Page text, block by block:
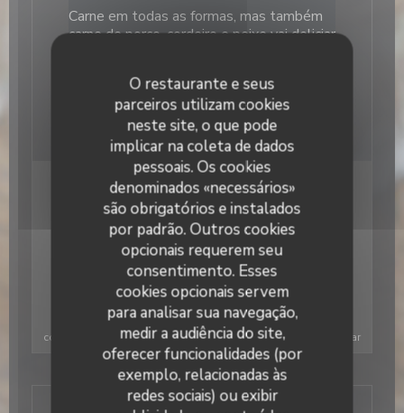
O restaurante e seus
parceiros utilizam cookies
neste site, o que pode
implicar na coleta de dados
pessoais. Os cookies
denominados «necessários»
são obrigatórios e instalados
por padrão. Outros cookies
opcionais requerem seu
consentimento. Esses
cookies opcionais servem
para analisar sua navegação,
medir a audiência do site,
oferecer funcionalidades (por
exemplo, relacionadas às
redes sociais) ou exibir
Carne em todas as formas, mas também
carne de porco, cordeiro e peixe vai deliciar
Ver o site
Para exibir o mapa interativo do Waze, você deve aceitar os
cookies do Waze Map (Google). Esses cookies podem coletar
dados de navegação e localização.
Autorizar